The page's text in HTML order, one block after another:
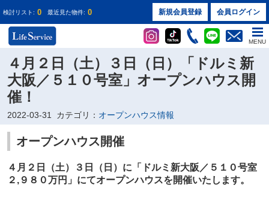
検討リスト: 0 最近見た物件: 0 新規会員登録 会員ログイン
MENU
４月２日（土）３日（日）「ドルミ新
大阪／５１０号室」オープンハウス開
催！
2022-03-31 カテゴリ： オープンハウス情報
オープンハウス開催
４月２日（土）３日（日）に 「ドルミ新大阪／５１０号室
２ ,９８０万円 」 にてオープンハウスを開催いたします。